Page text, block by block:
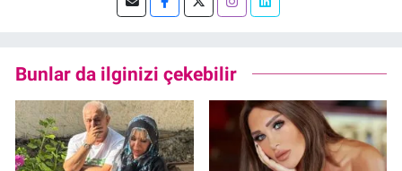
Bunlar da ilginizi çekebilir